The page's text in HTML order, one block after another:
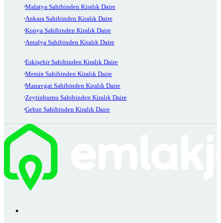
Malatya Sahibinden Kiralık Daire
Ankara Sahibinden Kiralık Daire
Konya Sahibinden Kiralık Daire
Antalya Sahibinden Kiralık Daire
Eskişehir Sahibinden Kiralık Daire
Mersin Sahibinden Kiralık Daire
Manavgat Sahibinden Kiralık Daire
Zeytinburnu Sahibinden Kiralık Daire
Gebze Sahibinden Kiralık Daire